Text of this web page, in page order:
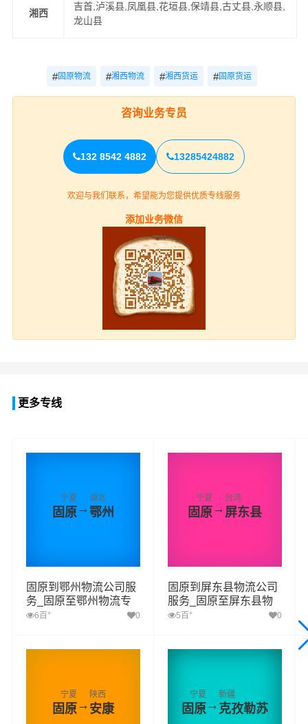
湘西
吉首,泸溪县,凤凰县,花垣县,保靖县,古丈县,永顺县,
龙山县
#固原物流 #湘西物流 #湘西货运 #固原货运
咨询业务专员
132 8542 4882 13285424882
欢迎与我们联系，希望能为您提供优质专线服务
添加业务微信
更多专线
宁夏
固原→
湖北
鄂州
固原到鄂州物流公司服
务_固原至鄂州物流专
线高效、安全、可靠的
6百 + 0
宁夏
固原→
台湾
屏东县
固原到屏东县物流公司
服务_固原至屏东县物
流专线高效、安全、可
5百 + 0
宁夏
固原→
陕西
安康
宁夏
固原→
新疆
克孜勒苏